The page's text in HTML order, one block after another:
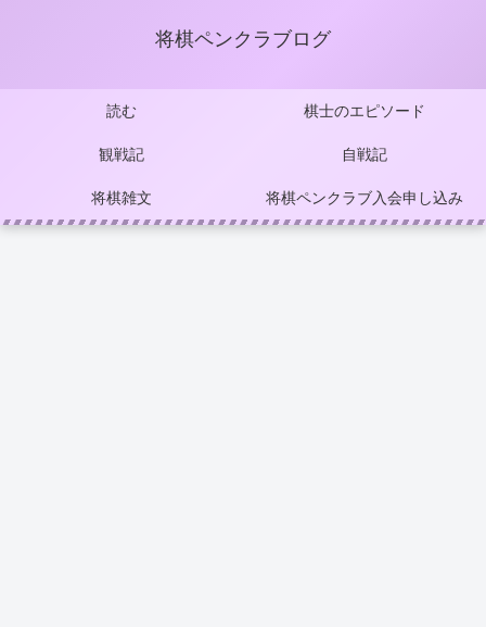
将棋ペンクラブログ
読む 棋士のエピソード
観戦記 自戦記
将棋雑文 将棋ペンクラブ入会申し込み